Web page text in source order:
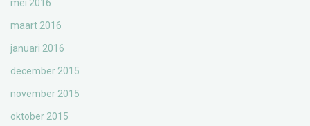
mei 2016
maart 2016
januari 2016
december 2015
november 2015
oktober 2015